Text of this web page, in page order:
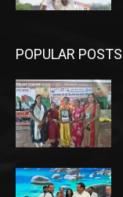
POPULAR POSTS